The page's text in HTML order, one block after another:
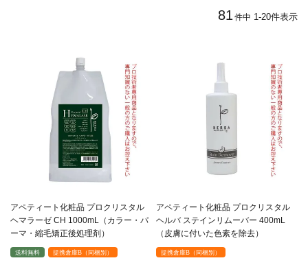
81 件中 1-20件表示
アペティート化粧品 プロクリスタル
ヘマラーゼ CH 1000mL（カラー・パ
ーマ・縮毛矯正後処理剤）
送料無料 提携倉庫B（同梱別）
アペティート化粧品 プロクリスタル
ヘルバ ステインリムーバー 400mL
（皮膚に付いた色素を除去）
提携倉庫B（同梱別）